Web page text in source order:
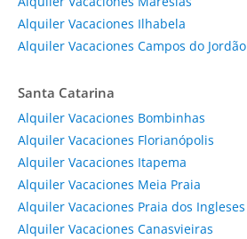
Alquiler Vacaciones Ilhabela
Alquiler Vacaciones Campos do Jordão
Santa Catarina
Alquiler Vacaciones Bombinhas
Alquiler Vacaciones Florianópolis
Alquiler Vacaciones Itapema
Alquiler Vacaciones Meia Praia
Alquiler Vacaciones Praia dos Ingleses
Alquiler Vacaciones Canasvieiras